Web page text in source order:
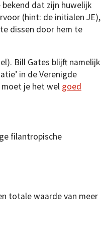
dat zijn huwelijk
(hint: de initialen JE),
dissen door hem te
Bill Gates blijft namelijk
in de Verenigde
moet je het wel goed
filantropische
totale waarde van meer